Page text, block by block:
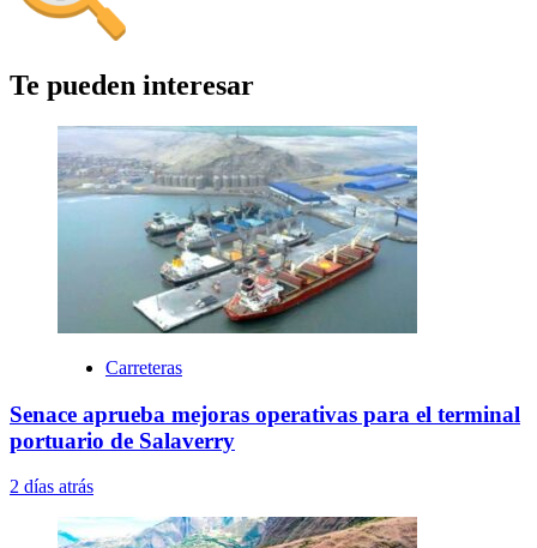
Te pueden interesar
Carreteras
Senace aprueba mejoras operativas para el terminal
portuario de Salaverry
2 días atrás